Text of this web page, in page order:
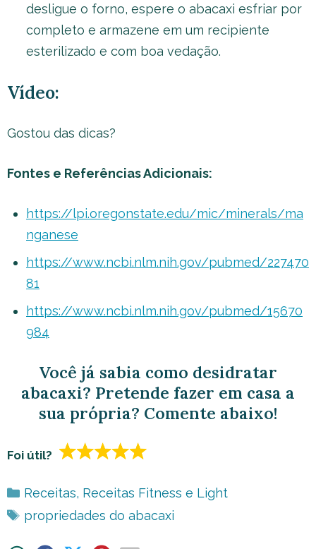
desligue o forno, espere o abacaxi esfriar por
completo e armazene em um recipiente
esterilizado e com boa vedação.
Vídeo:
Gostou das dicas?
Fontes e Referências Adicionais:
https://lpi.oregonstate.edu/mic/minerals/ma
nganese
https://www.ncbi.nlm.nih.gov/pubmed/227470
81
https://www.ncbi.nlm.nih.gov/pubmed/15670
984
Você já sabia como desidratar
abacaxi? Pretende fazer em casa a
sua própria? Comente abaixo!
Foi útil?
Categorias
Receitas, Receitas Fitness e Light
Tags
propriedades do abacaxi